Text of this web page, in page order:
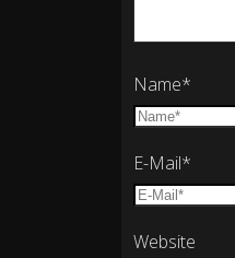
Name*
E-Mail*
Website